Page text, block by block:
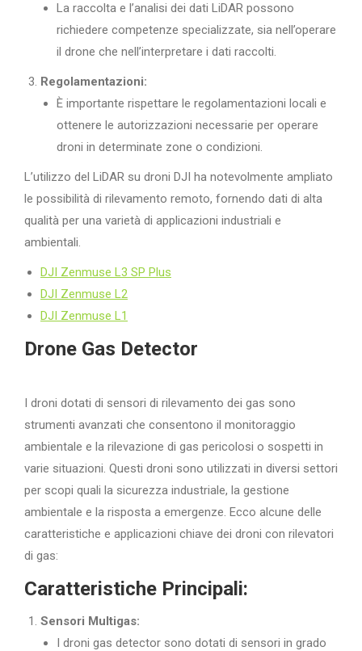
La raccolta e l’analisi dei dati LiDAR possono
richiedere competenze specializzate, sia nell’operare
il drone che nell’interpretare i dati raccolti.
Regolamentazioni:
È importante rispettare le regolamentazioni locali e
ottenere le autorizzazioni necessarie per operare
droni in determinate zone o condizioni.
L’utilizzo del LiDAR su droni DJI ha notevolmente ampliato
le possibilità di rilevamento remoto, fornendo dati di alta
qualità per una varietà di applicazioni industriali e
ambientali.
DJI Zenmuse L3 SP Plus
DJI Zenmuse L2
DJI Zenmuse L1
Drone Gas Detector
I droni dotati di sensori di rilevamento dei gas sono
strumenti avanzati che consentono il monitoraggio
ambientale e la rilevazione di gas pericolosi o sospetti in
varie situazioni. Questi droni sono utilizzati in diversi settori
per scopi quali la sicurezza industriale, la gestione
ambientale e la risposta a emergenze. Ecco alcune delle
caratteristiche e applicazioni chiave dei droni con rilevatori
di gas:
Caratteristiche Principali:
Sensori Multigas:
I droni gas detector sono dotati di sensori in grado